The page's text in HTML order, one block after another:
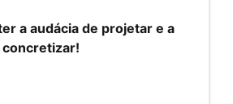
a audácia de projetar e a